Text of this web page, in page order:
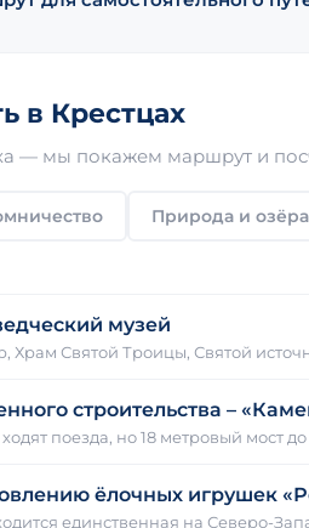
в Крестцах
— мы покажем маршрут и
Природа и озёра
музей
Храм Святой Троицы, Святой
строительства –
поезда, но 18 метровый мост
ёлочных игрушек
единственная на Северо-